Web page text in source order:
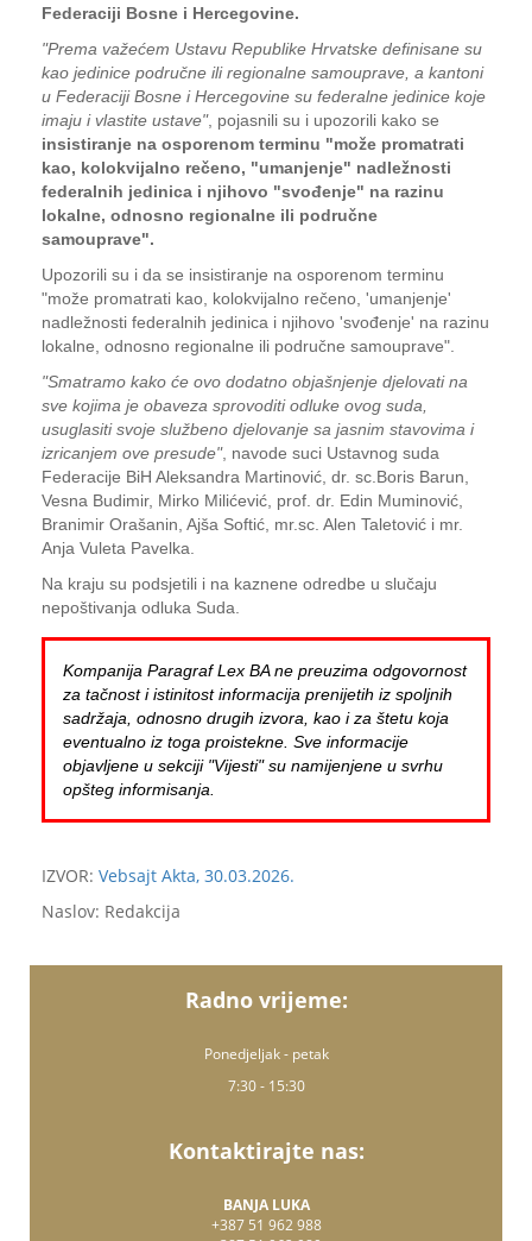
Federaciji Bosne i Hercegovine.
"Prema važećem Ustavu Republike Hrvatske definisane su
kao jedinice područne ili regionalne samouprave, a kantoni
u Federaciji Bosne i Hercegovine su federalne jedinice koje
imaju i vlastite ustave", pojasnili su i upozorili kako se
insistiranje na osporenom terminu "može promatrati
kao, kolokvijalno rečeno, "umanjenje" nadležnosti
federalnih jedinica i njihovo "svođenje" na razinu
lokalne, odnosno regionalne ili područne
samouprave".
Upozorili su i da se insistiranje na osporenom terminu
"može promatrati kao, kolokvijalno rečeno, 'umanjenje'
nadležnosti federalnih jedinica i njihovo 'svođenje' na razinu
lokalne, odnosno regionalne ili područne samouprave".
"Smatramo kako će ovo dodatno objašnjenje djelovati na
sve kojima je obaveza sprovoditi odluke ovog suda,
usuglasiti svoje službeno djelovanje sa jasnim stavovima i
izricanjem ove presude", navode suci Ustavnog suda
Federacije BiH Aleksandra Martinović, dr. sc.Boris Barun,
Vesna Budimir, Mirko Milićević, prof. dr. Edin Muminović,
Branimir Orašanin, Ajša Softić, mr.sc. Alen Taletović i mr.
Anja Vuleta Pavelka.
Na kraju su podsjetili i na kaznene odredbe u slučaju
nepoštivanja odluka Suda.
Kompanija Paragraf Lex BA ne preuzima odgovornost
za tačnost i istinitost informacija prenijetih iz spoljnih
sadržaja, odnosno drugih izvora, kao i za štetu koja
eventualno iz toga proistekne. Sve informacije
objavljene u sekciji "Vijesti" su namijenjene u svrhu
opšteg informisanja.
IZVOR: Vebsajt Akta, 30.03.2026.
Naslov: Redakcija
Radno vrijeme:
Ponedjeljak - petak
7:30 - 15:30
Kontaktirajte nas:
BANJA LUKA
+387 51 962 988